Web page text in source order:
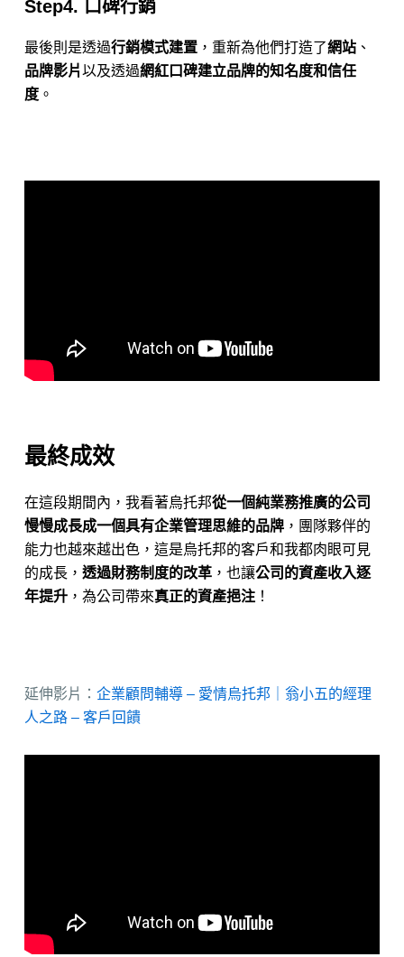
Step4. 口碑行銷
最後則是透過行銷模式建置 ，重新為他們打造了網站 、
品牌影片以及透過網紅口碑建立品牌的知名度和信任
度 。
最終成效
在這段期間內，我看著烏托邦從一個純業務推廣的公司
慢慢成長成一個具有企業管理思維的品牌 ，團隊夥伴的
能力也越來越出色，這是烏托邦的客戶和我都肉眼可見
的成長， 透過財務制度的改革 ，也讓公司的資產收入逐
年提升 ，為公司帶來真正的資產挹注 ！
​延伸影片： 企業顧問輔導 – 愛情烏托邦｜翁小五的經理
人之路 – 客戶回饋